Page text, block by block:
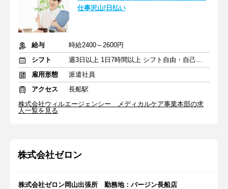
仕事沢山!日払い
給与
時給2400～2600円
シフト
週3日以上 1日7時間以上 シフト自由・自己申告
雇用形態
派遣社員
アクセス
長船駅
株式会社ウィルエージェンシー メディカルケア事業本部の求
人一覧を見る
株式会社ゼロン
株式会社ゼロン岡山出張所 勤務地：バージン長船店